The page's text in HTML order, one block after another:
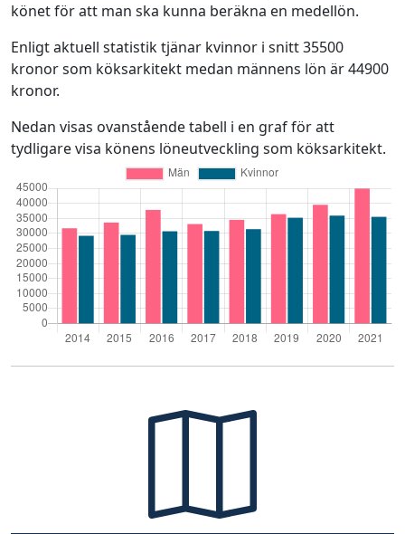
könet för att man ska kunna beräkna en medellön.
Enligt aktuell statistik tjänar kvinnor i snitt 35500
kronor som köksarkitekt medan männens lön är 44900
kronor.
Nedan visas ovanstående tabell i en graf för att
tydligare visa könens löneutveckling som köksarkitekt.